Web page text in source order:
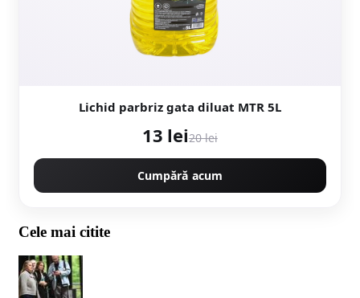
Lichid parbriz gata diluat MTR 5L
13 lei20 lei
Cumpără acum
Cele mai citite